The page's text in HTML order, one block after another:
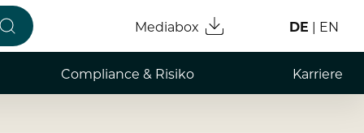
Compliance & Risiko Karriere
DE EN
Mediabox